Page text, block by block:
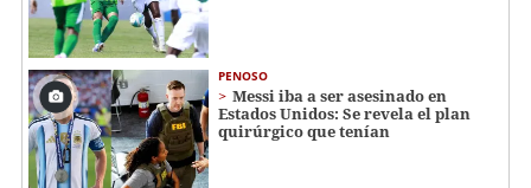
PENOSO
Messi iba a ser asesinado en
Estados Unidos: Se revela el plan
quirúrgico que tenían